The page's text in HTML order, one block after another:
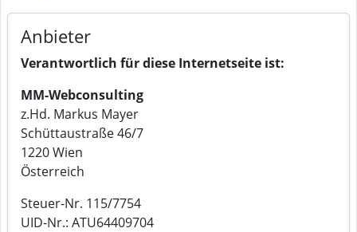
Anbieter
Verantwortlich für diese Internetseite ist:
MM-Webconsulting
z.Hd. Markus Mayer
Schüttaustraße 46/7
1220 Wien
Österreich
Steuer-Nr. 115/7754
UID-Nr.: ATU64409704